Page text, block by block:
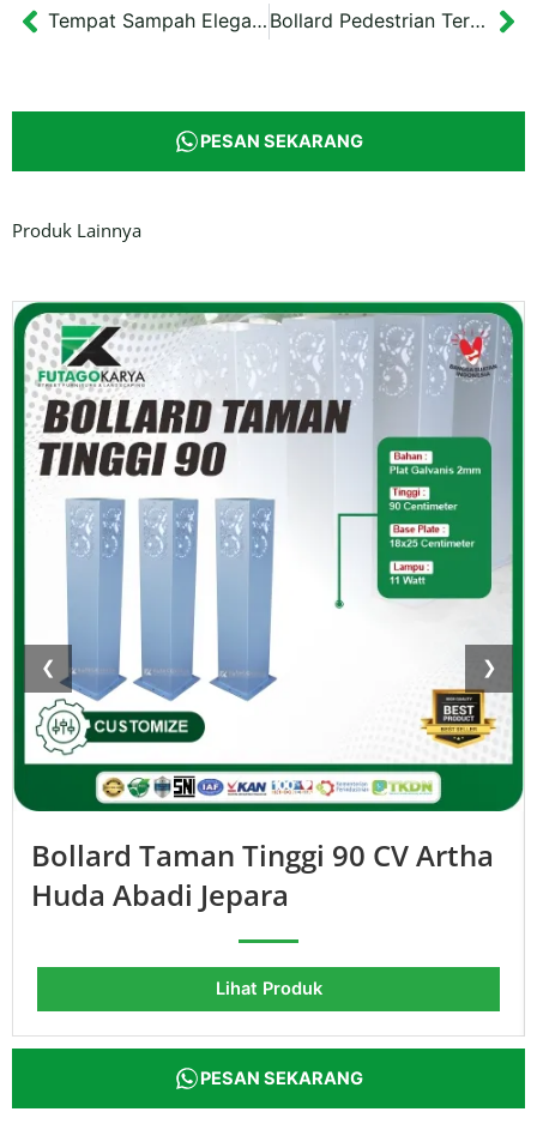
Prev Tempat Sampah Elegan Jogja Berbahan Besi Bollard Pedestrian Terazo (Teraso) Bentuk Bulat
PESAN SEKARANG
Produk Lainnya
❮ ❯
Bollard Taman Tinggi 90 CV Artha
Huda Abadi Jepara
Lihat Produk
PESAN SEKARANG